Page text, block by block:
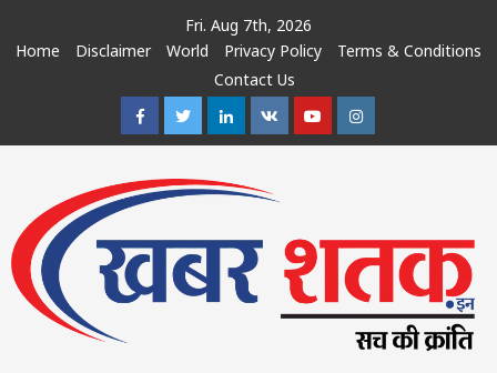
Fri. Aug 7th, 2026
Home
Disclaimer World Privacy Policy
Terms & Conditions
Contact Us
FacebookTwitterLinkedin
VK YoutubeInstagram